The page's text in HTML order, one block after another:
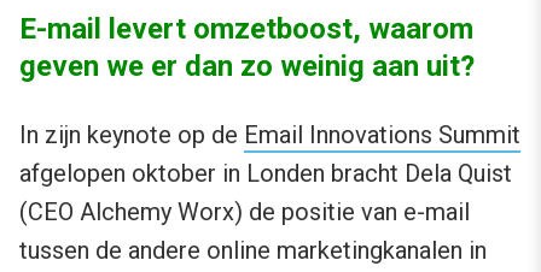
E-mail levert omzetboost, waarom
geven we er dan zo weinig aan uit?
In zijn keynote op de Email Innovations Summit
afgelopen oktober in Londen bracht Dela Quist
(CEO Alchemy Worx) de positie van e-mail
tussen de andere online marketingkanalen in